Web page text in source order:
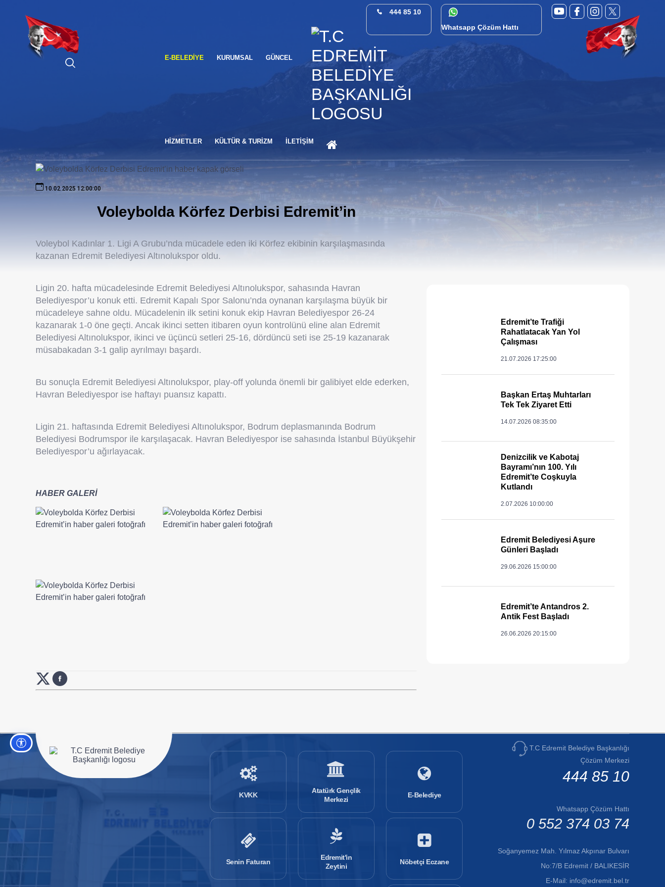
444 85 10
Whatsapp Çözüm Hattı
E-BELEDIYE KURUMSAL GÜNCEL
HİZMETLER KÜLTÜR & TURİZM İLETİŞİM
10.02.2025 12:00:00
Voleybolda Körfez Derbisi Edremit’in
Voleybol Kadınlar 1. Ligi A Grubu’nda mücadele eden iki Körfez ekibinin karşılaşmasında
kazanan Edremit Belediyesi Altınolukspor oldu.
Ligin 20. hafta mücadelesinde Edremit Belediyesi Altınolukspor, sahasında Havran
Belediyespor’u konuk etti. Edremit Kapalı Spor Salonu’nda oynanan karşılaşma büyük bir
mücadeleye sahne oldu. Mücadelenin ilk setini konuk ekip Havran Belediyespor 26-24
kazanarak 1-0 öne geçti. Ancak ikinci setten itibaren oyun kontrolünü eline alan Edremit
Belediyesi Altınolukspor, ikinci ve üçüncü setleri 25-16, dördüncü seti ise 25-19 kazanarak
müsabakadan 3-1 galip ayrılmayı başardı.
Bu sonuçla Edremit Belediyesi Altınolukspor, play-off yolunda önemli bir galibiyet elde ederken,
Havran Belediyespor ise haftayı puansız kapattı.
Ligin 21. haftasında Edremit Belediyesi Altınolukspor, Bodrum deplasmanında Bodrum
Belediyesi Bodrumspor ile karşılaşacak. Havran Belediyespor ise sahasında İstanbul Büyükşehir
Belediyespor’u ağırlayacak.
HABER GALERİ
Edremit’te Trafiği
Rahatlatacak Yan Yol
Çalışması
21.07.2026 17:25:00
Başkan Ertaş Muhtarları
Tek Tek Ziyaret Etti
14.07.2026 08:35:00
Denizcilik ve Kabotaj
Bayramı’nın 100. Yılı
Edremit’te Coşkuyla
Kutlandı
2.07.2026 10:00:00
Edremit Belediyesi Aşure
Günleri Başladı
29.06.2026 15:00:00
Edremit’te Antandros 2.
Antik Fest Başladı
26.06.2026 20:15:00
Ana sayfaya git
KVKK
Senin Faturan
Atatürk Gençlik
Merkezi
Edremit'in
Zeytini
E-Belediye
Nöbetçi Eczane
T.C Edremit Belediye Başkanlığı
Çözüm Merkezi
444 85 10
Whatsapp Çözüm Hattı
0 552 374 03 74
Soğanyemez Mah. Yılmaz Akpınar Bulvarı
No:7/B Edremit / BALIKESİR
E-Mail: info@edremit.bel.tr
Erişilebilirlik ayarları